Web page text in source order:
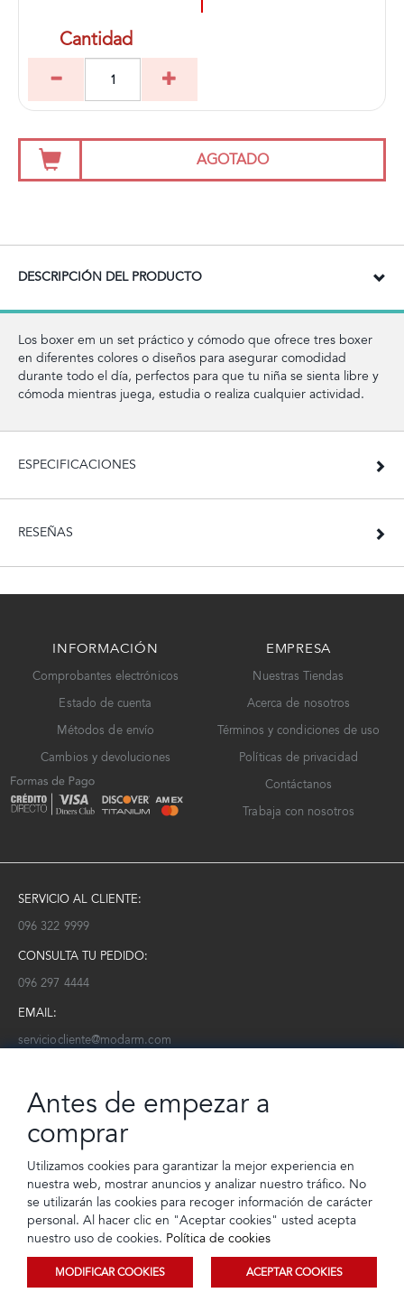
Cantidad
AGOTADO
DESCRIPCIÓN DEL PRODUCTO
Los boxer em un set práctico y cómodo que ofrece tres boxer
en diferentes colores o diseños para asegurar comodidad
durante todo el día, perfectos para que tu niña se sienta libre y
cómoda mientras juega, estudia o realiza cualquier actividad.
ESPECIFICACIONES
RESEÑAS
INFORMACIÓN
Comprobantes electrónicos
Estado de cuenta
Métodos de envío
Cambios y devoluciones
EMPRESA
Nuestras Tiendas
Acerca de nosotros
Términos y condiciones de uso
Políticas de privacidad
Contáctanos
Trabaja con nosotros
SERVICIO AL CLIENTE:
096 322 9999
CONSULTA TU PEDIDO:
096 297 4444
EMAIL:
serviciocliente@modarm.com
Conoce toda la información sobre últimas colecciones, eventos y
Subscríbete a nuestro newsletter
SUSCRIBIRSE
© 2023 TIENDEC S.A | Todos los derechos reservados
Antes de empezar a
comprar
Utilizamos cookies para garantizar la mejor experiencia en
nuestra web, mostrar anuncios y analizar nuestro tráfico. No
se utilizarán las cookies para recoger información de carácter
personal. Al hacer clic en "Aceptar cookies" usted acepta
nuestro uso de cookies. Política de cookies
MODIFICAR COOKIES ACEPTAR COOKIES